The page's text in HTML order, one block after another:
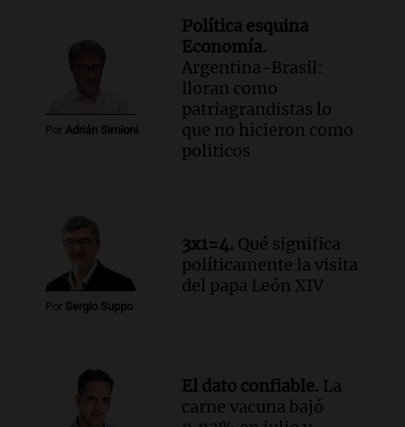
La Expo Regional del Sur se
prepara con novedades para disfrutar en
La Baulal este fin de semana
Audio.Cerro Catedral recibe a 1.600
alumnos en programa de esquí escolar
Audio.
Osvaldo Jaldo busca unificar
criterios con gobernadores del norte
argentino en Buenos Aires
Panorama Federal
Córdoba a pesar del sol en Carlos Paz
Noticias
Episodios
Por Adrián Simioni
Política esquina
Economía.
Argentina-Brasil:
lloran como
patriagrandistas lo
que no hicieron como
politicos
Por Sergio Suppo
3x1=4. Qué significa
políticamente la visita
del papa León XIV
El dato confiable. La
carne vacuna bajó